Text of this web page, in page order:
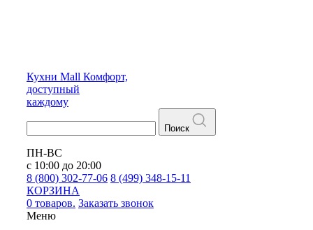
Кухни Mall Комфорт,
доступный
каждому
Поиск
ПН-ВС
с 10:00 до 20:00
8 (800) 302-77-06 8 (499) 348-15-11
КОРЗИНА
0 товаров. Заказать звонок
Меню